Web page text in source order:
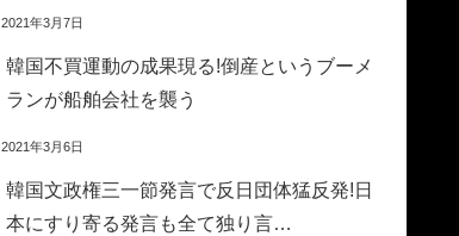
2021年3月7日
韓国不買運動の成果現る!倒産というブーメ
ランが船舶会社を襲う
2021年3月6日
韓国文政権三一節発言で反日団体猛反発!日
本にすり寄る発言も全て独り言…